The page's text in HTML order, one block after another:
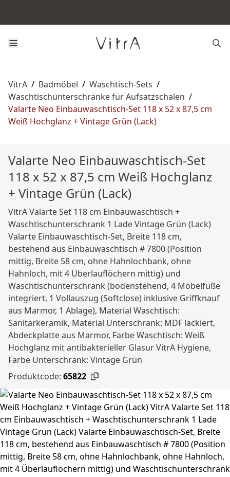
VitrA / Badmöbel / Waschtisch-Sets /
Waschtischunterschränke für Aufsatzschalen /
Valarte Neo Einbauwaschtisch-Set 118 x 52 x 87,5 cm
Weiß Hochglanz + Vintage Grün (Lack)
Valarte Neo Einbauwaschtisch-Set
118 x 52 x 87,5 cm Weiß Hochglanz
+ Vintage Grün (Lack)
VitrA Valarte Set 118 cm Einbauwaschtisch +
Waschtischunterschrank 1 Lade Vintage Grün (Lack)
Valarte Einbauwaschtisch-Set, Breite 118 cm,
bestehend aus Einbauwaschtisch # 7800 (Position
mittig, Breite 58 cm, ohne Hahnlochbank, ohne
Hahnloch, mit 4 Überlauflöchern mittig) und
Waschtischunterschrank (bodenstehend, 4 Möbelfüße
integriert, 1 Vollauszug (Softclose) inklusive Griffknauf
aus Marmor, 1 Ablage), Material Waschtisch:
Sanitärkeramik, Material Unterschrank: MDF lackiert,
Abdeckplatte aus Marmor, Farbe Waschtisch: Weiß
Hochglanz mit antibakterieller Glasur VitrA Hygiene,
Farbe Unterschrank: Vintage Grün
Produktcode: 65822